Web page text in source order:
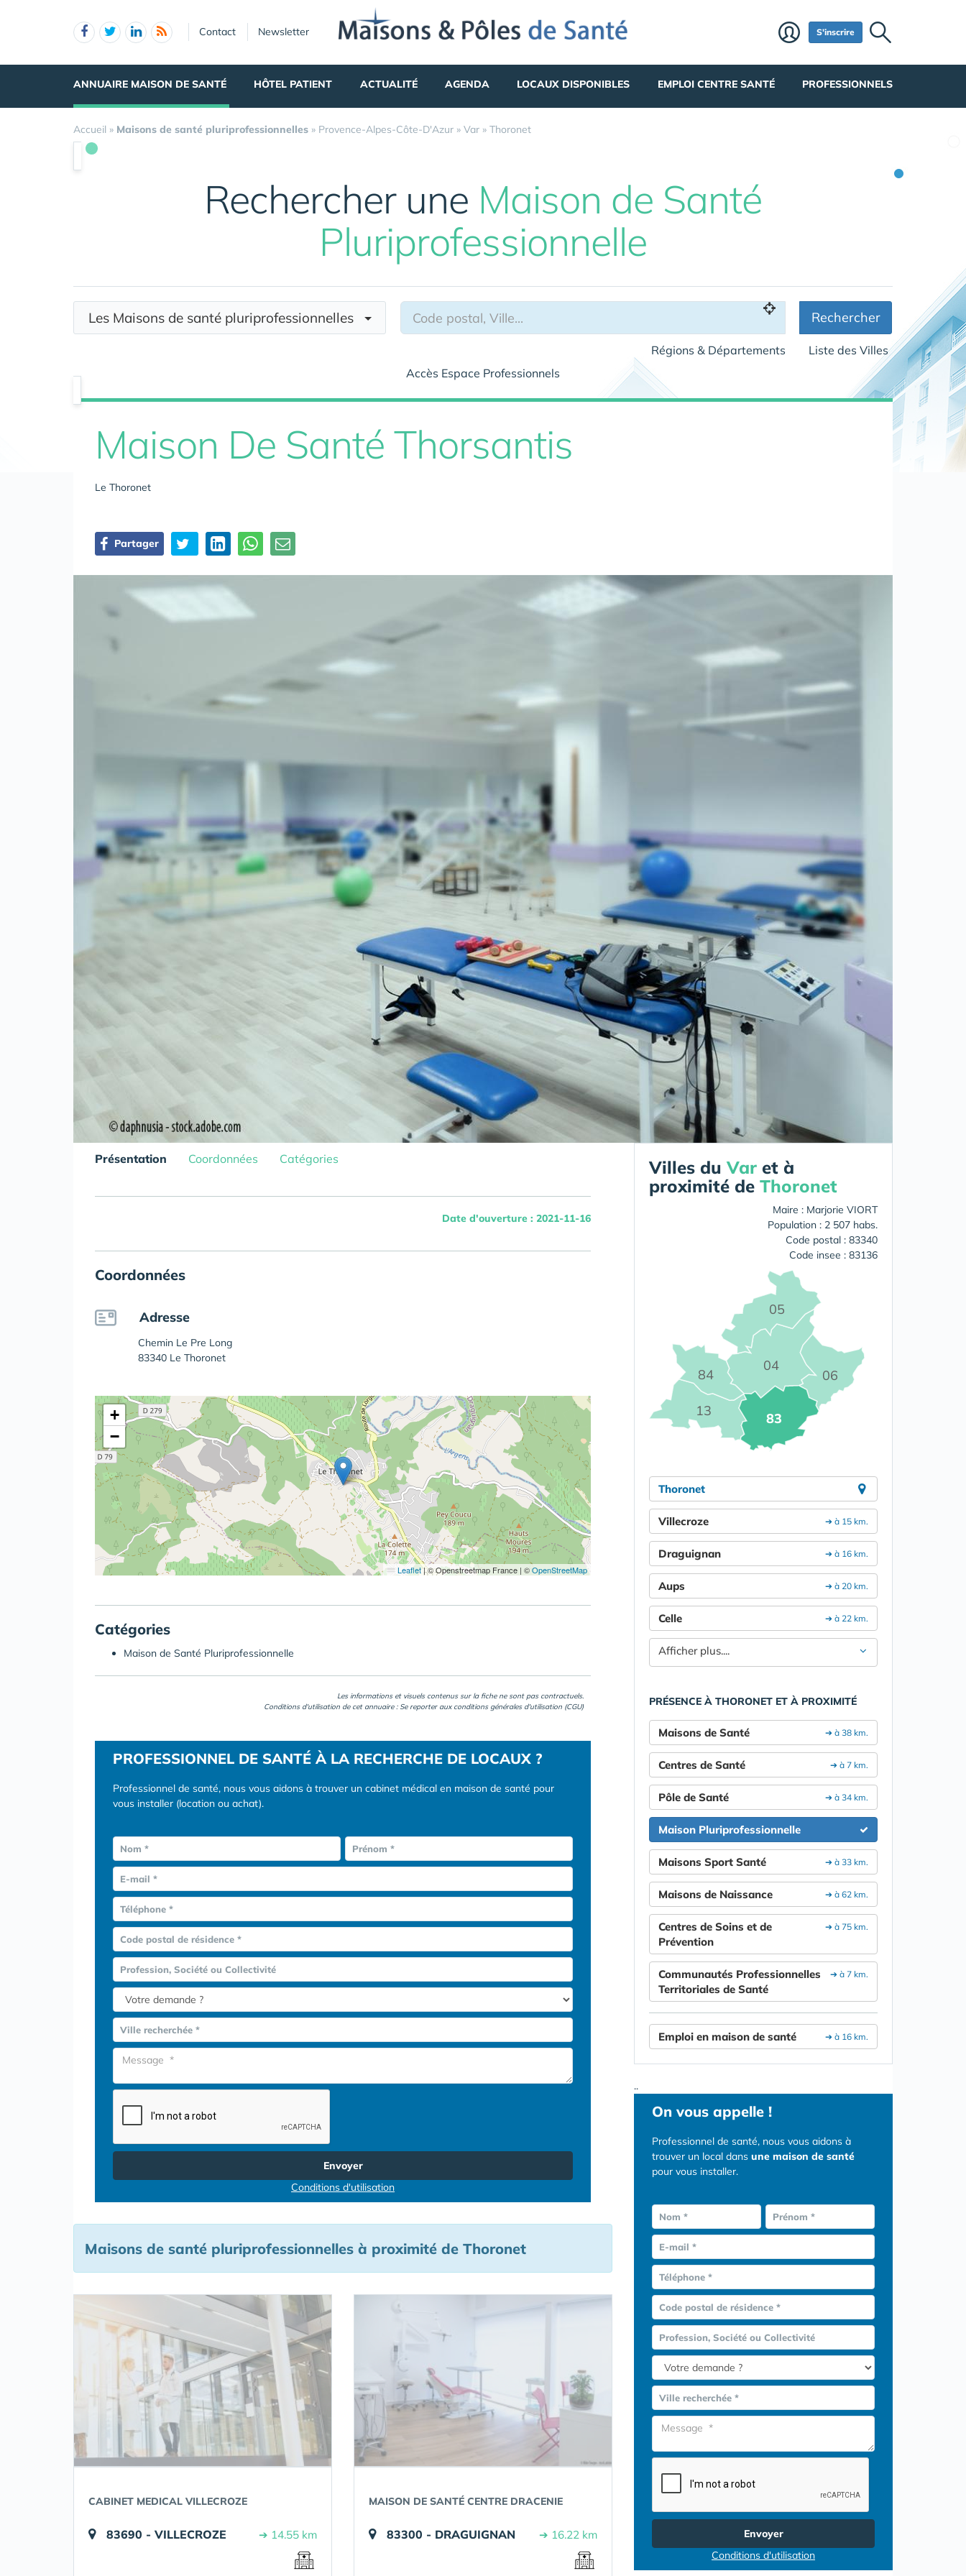
Contact Newsletter S'inscrire
ANNUAIRE MAISON DE SANTÉ HÔTEL PATIENT ACTUALITÉ AGENDA LOCAUX DISPONIBLES EMPLOI CENTRE SANTÉ PROFESSIONNELS
Accueil » Maisons de santé pluriprofessionnelles » Provence-Alpes-Côte-D'Azur » Var » Thoronet
Rechercher une Maison de Santé
Pluriprofessionnelle
Les Maisons de santé pluriprofessionnelles Rechercher
Régions & Départements
Liste des Villes
Accès Espace Professionnels
Maison De Santé Thorsantis
Le Thoronet
Partager
Présentation Coordonnées Catégories
Date d'ouverture : 2021-11-16
Coordonnées
Adresse
Chemin Le Pre Long
83340 Le Thoronet
+
−
Leaflet |© Openstreetmap France | ©OpenStreetMap
Catégories
Maison de Santé Pluriprofessionnelle
Les informations et visuels contenus sur la fiche ne sont pas contractuels.
Conditions d'utilisation de cet annuaire : Se reporter aux conditions générales d'utilisation (CGU)
PROFESSIONNEL DE SANTÉ À LA RECHERCHE DE LOCAUX ?
Professionnel de santé, nous vous aidons à trouver un cabinet médical en maison de santé pour
vous installer (location ou achat).
Nom * Prénom *
E-mail *
Téléphone *
Code postal de résidence *
Profession, Société ou Collectivité
Ville recherchée *
Envoyer
Conditions d'utilisation
Maisons de santé pluriprofessionnelles à proximité de Thoronet
CABINET MEDICAL VILLECROZE
83690 - VILLECROZE ➔ 14.55 km
MAISON DE SANTÉ CENTRE DRACENIE
83300 - DRAGUIGNAN ➔ 16.22 km
Villes duVar et à
proximité de Thoronet
Maire : Marjorie VIORT
Population : 2 507 habs.
Code postal : 83340
Code insee : 83136
04
05
06
13 83
84
Thoronet
➔ à 15 km.
Villecroze
➔ à 16 km.
Draguignan
➔ à 20 km.
Aups
➔ à 22 km.
Celle
Afficher plus....
PRÉSENCE À THORONET ET À PROXIMITÉ
➔ à 38 km.
Maisons de Santé
➔ à 7 km.
Centres de Santé
➔ à 34 km.
Pôle de Santé
Maison Pluriprofessionnelle
➔ à 33 km.
Maisons Sport Santé
➔ à 62 km.
Maisons de Naissance
➔ à 75 km.
Centres de Soins et de
Prévention
➔ à 7 km.
Communautés Professionnelles
Territoriales de Santé
➔ à 16 km.
Emploi en maison de santé
..
On vous appelle !
Professionnel de santé, nous vous aidons à
trouver un local dans une maison de santé
pour vous installer.
Nom * Prénom *
E-mail *
Téléphone *
Code postal de résidence *
Profession, Société ou Collectivité
Ville recherchée *
Envoyer
Conditions d'utilisation